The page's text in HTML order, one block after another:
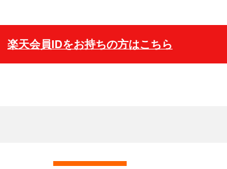
楽天会員IDをお持ちの方はこちら